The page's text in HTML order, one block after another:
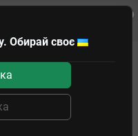
Обирай своє